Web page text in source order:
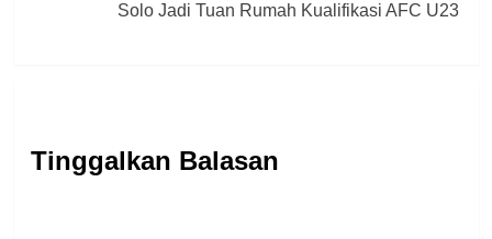
Solo Jadi Tuan Rumah Kualifikasi AFC U23
Tinggalkan Balasan